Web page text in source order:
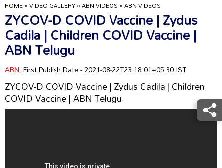
HOME»VIDEO GALLERY»ABN VIDEOS»ABN VIDEOS
ZYCOV-D COVID Vaccine | Zydus
Cadila | Children COVID Vaccine |
ABN Telugu
ABN, First Publish Date - 2021-08-22T23:18:01+05:30 IST
ZYCOV-D COVID Vaccine | Zydus Cadila | Children
COVID Vaccine | ABN Telugu